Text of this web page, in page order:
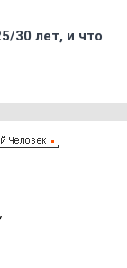
30 лет, и что